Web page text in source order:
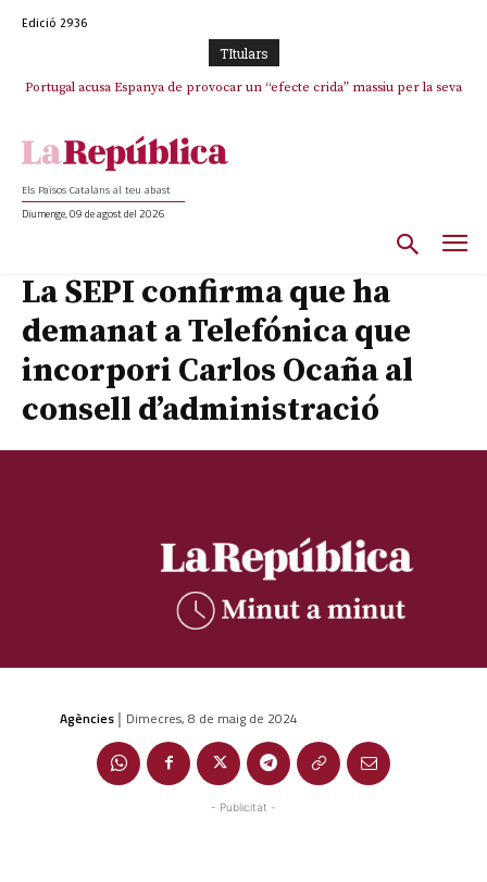
Edició 2936
TItulars
Portugal acusa Espanya de provocar un “efecte crida” massiu per la seva
Els Països Catalans al teu abast
Diumenge, 09 de agost del 2026
La SEPI confirma que ha
demanat a Telefónica que
incorpori Carlos Ocaña al
consell d’administració
Agències | Dimecres, 8 de maig de 2024
- Publicitat -